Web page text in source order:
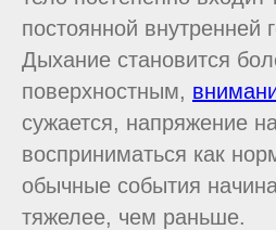
постоянной внутренней
Дыхание становится
поверхностным,
сужается, напряжение
восприниматься как
обычные события
тяжелее, чем раньше.